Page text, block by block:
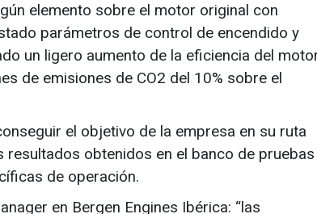
elemento sobre el motor original con
parámetros de control de encendido y
un ligero aumento de la eficiencia del
de emisiones de CO2 del 10% sobre el
el objetivo de la empresa en su ruta
obtenidos en el banco de
de operación.
en Bergen Engines Ibérica: “las